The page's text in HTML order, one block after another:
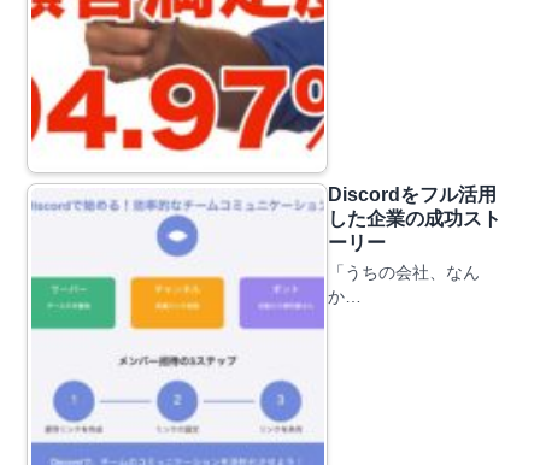
Discordをフル活用
した企業の成功スト
ーリー
「うちの会社、なん
か…